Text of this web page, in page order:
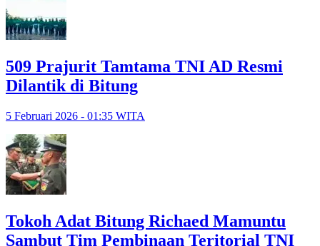
509 Prajurit Tamtama TNI AD Resmi
Dilantik di Bitung
5 Februari 2026 - 01:35 WITA
Tokoh Adat Bitung Richaed Mamuntu
Sambut Tim Pembinaan Teritorial TNI